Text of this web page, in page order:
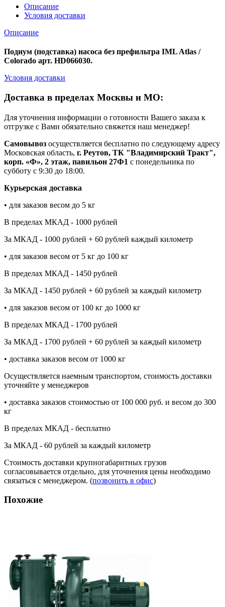
Описание
Условия доставки
Описание
Подиум (подставка) насоса без префильтра IML Atlas /
Colorado арт. HD066030.
Условия доставки
Доставка в пределах Москвы и МО:
Для уточнения информации о готовности Вашего заказа к
отгрузке с Вами обязательно свяжется наш менеджер!
Самовывоз осуществляется бесплатно по следующему адресу
Московская область, г. Реутов, ТК "Владимирский Тракт",
корп. «Ф», 2 этаж, павильон 27Ф1 с понедельника по
субботу с 9:30 до 18:00.
Курьерская доставка
• для заказов весом до 5 кг
В пределах МКАД - 1000 рублей
За МКАД - 1000 рублей + 60 рублей каждый километр
• для заказов весом от 5 кг до 100 кг
В пределах МКАД - 1450 рублей
За МКАД - 1450 рублей + 60 рублей за каждый километр
• для заказов весом от 100 кг до 1000 кг
В пределах МКАД - 1700 рублей
За МКАД - 1700 рублей + 60 рублей за каждый километр
• доставка заказов весом от 1000 кг
Осуществляется наемным транспортом, стоимость доставки
уточняйте у менеджеров
• доставка заказов стоимостью от 100 000 руб. и весом до 300
кг
В пределах МКАД - бесплатно
За МКАД - 60 рублей за каждый километр
Стоимость доставки крупногабаритных грузов
согласовывается отдельно, для уточнения цены необходимо
связаться с менеджером. (позвонить в офис)
Похожие